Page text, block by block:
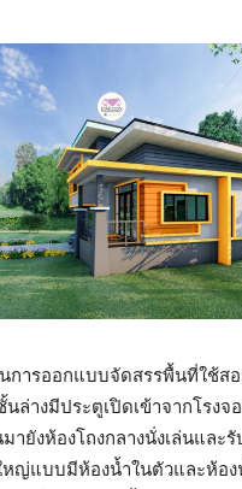
การออกแบบจัดสรรพื้นที่ใช้ส
ล่างมีประตูเปิดเข้าจากโรงจ
ายังห้องโถงกลางนั่งเล่นและ
ญ่แบบมีห้องน้ำในตัวและห้อง